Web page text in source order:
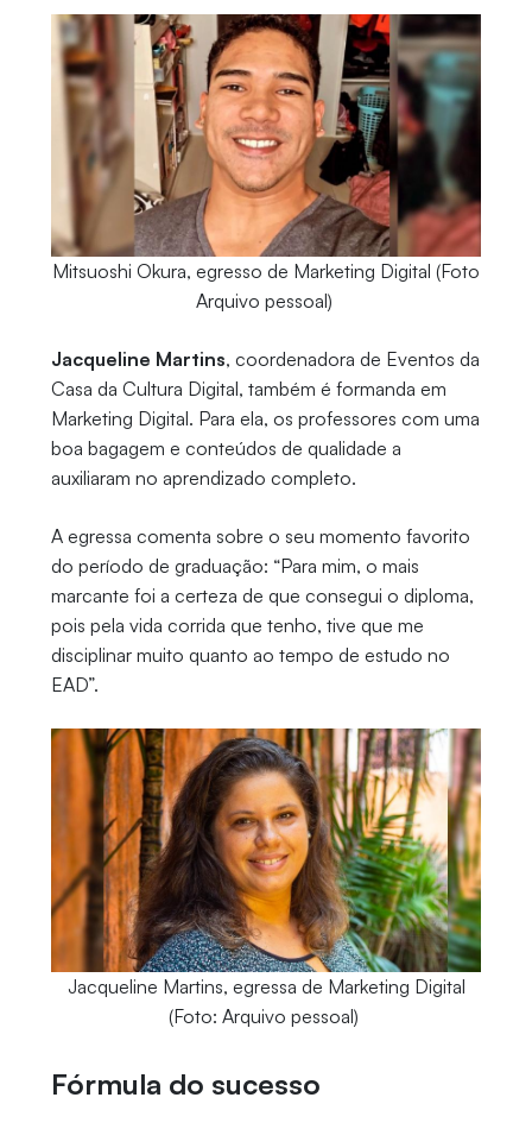
Mitsuoshi Okura, egresso de Marketing Digital (Foto
Arquivo pessoal)
Jacqueline Martins, coordenadora de Eventos da
Casa da Cultura Digital, também é formanda em
Marketing Digital. Para ela, os professores com uma
boa bagagem e conteúdos de qualidade a
auxiliaram no aprendizado completo.
A egressa comenta sobre o seu momento favorito
do período de graduação: “Para mim, o mais
marcante foi a certeza de que consegui o diploma,
pois pela vida corrida que tenho, tive que me
disciplinar muito quanto ao tempo de estudo no
EAD”.
Jacqueline Martins, egressa de Marketing Digital
(Foto: Arquivo pessoal)
Fórmula do sucesso